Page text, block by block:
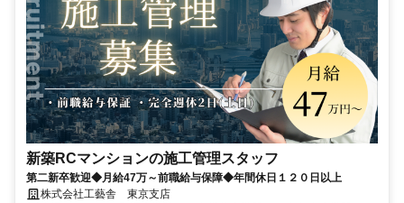
新築RCマンションの施工管理スタッフ
第二新卒歓迎◆月給47万～前職給与保障◆年間休日１２０日以上
株式会社工藝舎 東京支店